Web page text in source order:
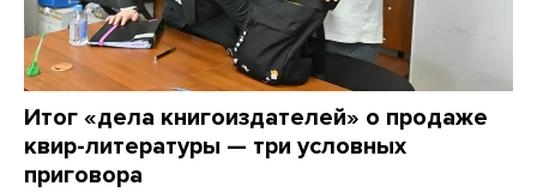
Итог «дела книгоиздателей» о продаже
квир-литературы — три условных
приговора